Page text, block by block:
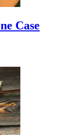
Case